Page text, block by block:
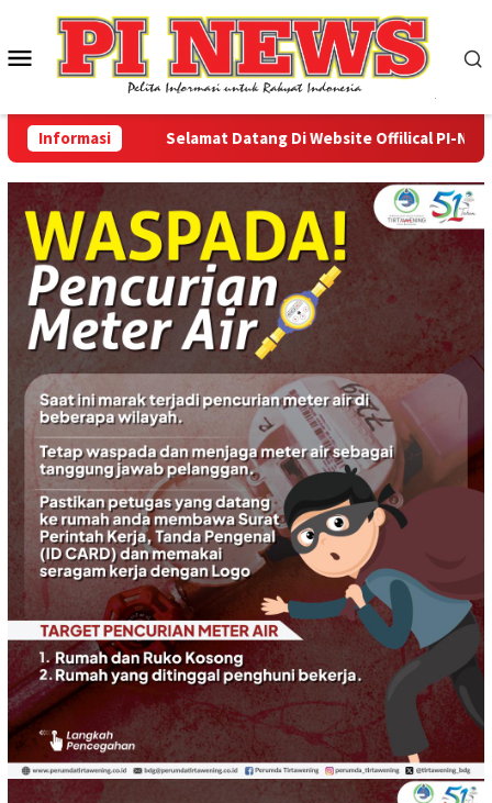
konten
Menu
Mobile
Informasi Selamat Datang Di Website Offilical PI-News